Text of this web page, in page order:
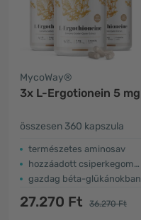
MycoWay®
3x L-Ergotionein 5 mg
összesen 360 kapszula
természetes aminosav
hozzáadott csiperkegomba
gazdag béta-glükánokban
27.270 Ft 36.270 Ft